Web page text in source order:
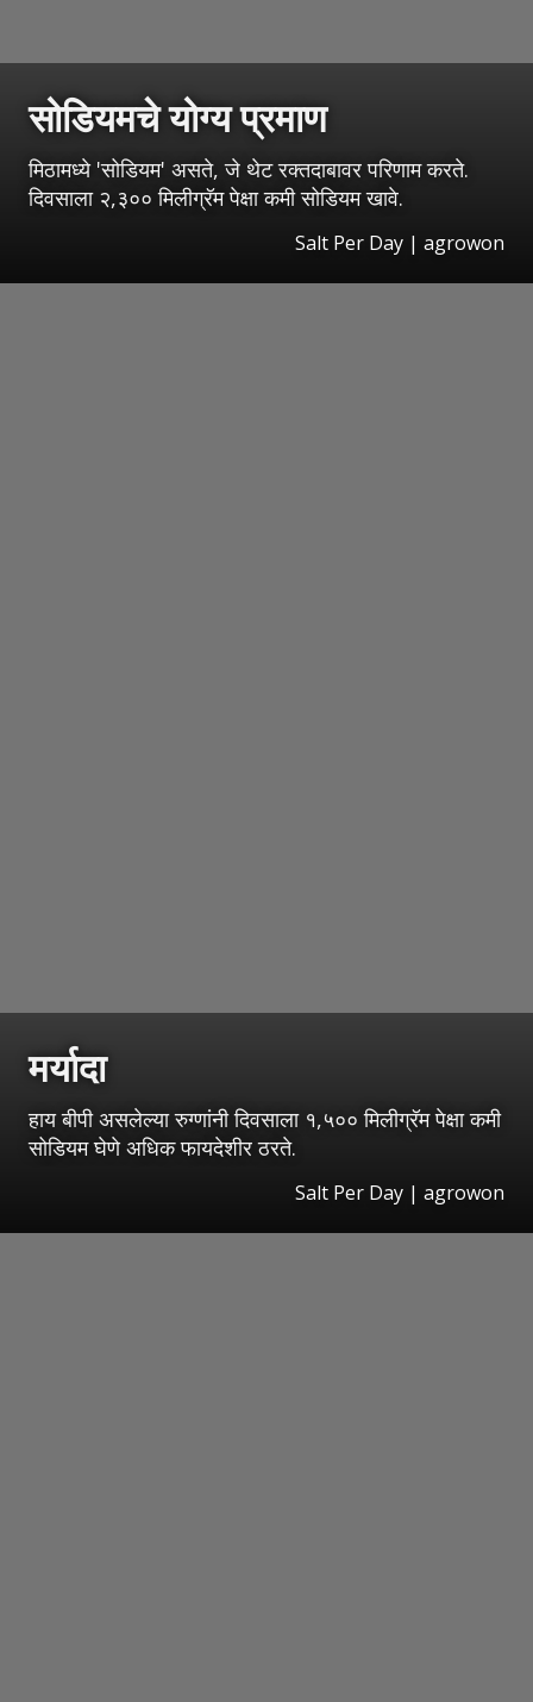
सोडियमचे योग्य प्रमाण
मिठामध्ये 'सोडियम' असते, जे थेट रक्तदाबावर परिणाम करते.
दिवसाला २,३०० मिलीग्रॅम पेक्षा कमी सोडियम खावे.
Salt Per Day | agrowon
मर्यादा
हाय बीपी असलेल्या रुग्णांनी दिवसाला १,५०० मिलीग्रॅम पेक्षा कमी
सोडियम घेणे अधिक फायदेशीर ठरते.
Salt Per Day | agrowon